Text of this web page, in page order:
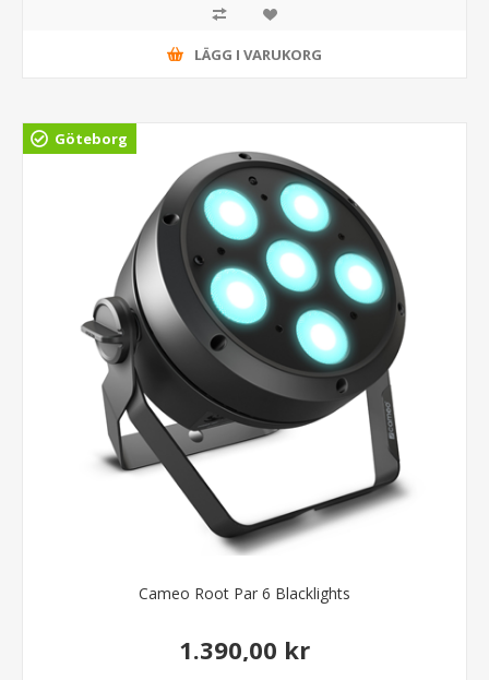
LÄGG I VARUKORG
Göteborg
Cameo Root Par 6 Blacklights
1.390,00 kr